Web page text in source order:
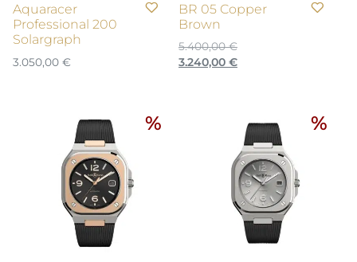
Aquaracer
Professional 200
Solargraph
3.050,00 €
BR 05 Copper
Brown
5.400,00€
Ursprünglicher
3.240,00 €Aktueller
% %